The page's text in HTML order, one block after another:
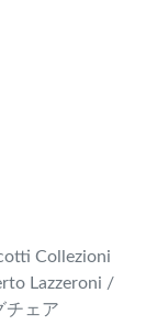
Collezioni
Lazzeroni /
チェア